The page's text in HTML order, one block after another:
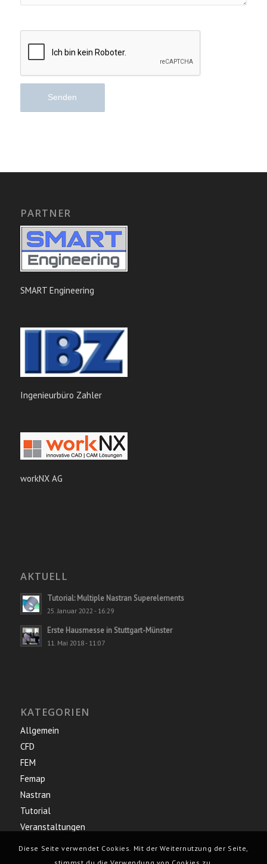
PARTNER
SMART Engineering
Ingenieurbüro Zahler
workNX AG
AKTUELL
Tutorial: Multiple Nastran Superelements
25. Januar 2022 - 16:29
Erste Hausmesse in Stuttgart-Münster
11. Mai 2018 - 11:07
KATEGORIEN
Allgemein
CFD
FEM
Femap
Nastran
Tutorial
Veranstaltungen
Diese Seite verwendet Cookies. Mit der Weiternutzung der Seite,